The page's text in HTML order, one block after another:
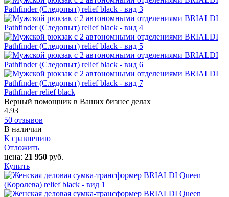
Pathfinder relief black
Верный помощник в Ваших бизнес делах
4.93
50 отзывов
В наличии
К сравнению
Отложить
цена: 21 950 руб.
Купить